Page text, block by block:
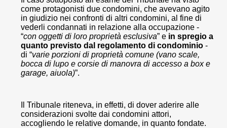
come protagonisti due condomini, che avevano agito
in giudizio nei confronti di altri condomini, al fine di
vederli condannati in relazione alla occupazione -
“con oggetti di loro proprietà esclusiva” e in spregio a
quanto previsto dal regolamento di condominio -
di “varie porzioni di proprietà comune (vano scale,
bocca di lupo e corsie di manovra di accesso a box e
garage, aiuola)”.
Il Tribunale riteneva, in effetti, di dover aderire alle
considerazioni svolte dai condomini attori,
accogliendo le relative domande, in quanto fondate.